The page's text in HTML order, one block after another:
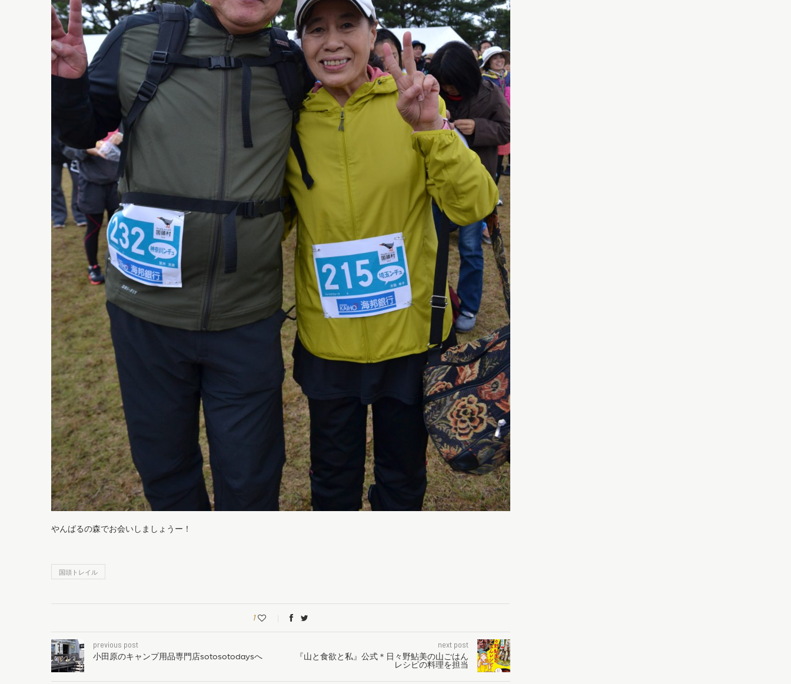
やんばるの森でお会いしましょうー！
国頭トレイル
1
previous post
小田原のキャンプ用品専門店sotosotodaysへ
next post
『山と食欲と私』公式＊日々野鮎美の山ごはん
レシピの料理を担当